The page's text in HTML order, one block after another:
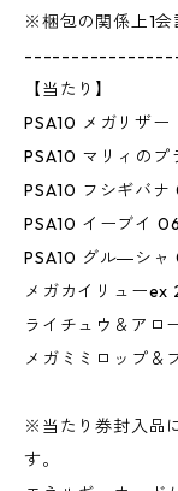
※梱包の関係上1
【当たり】
PSA10 メガリザ
PSA10 マリィのプ
PSA10 フシギバ
PSA10 イーブイ
PSA10 グル―シャ
メガカイリューex
ライチュウ＆アロ
メガミミロップ＆
※当たり券封入品
す。